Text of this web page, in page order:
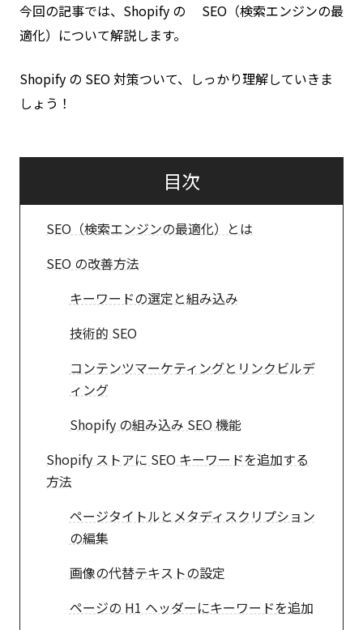
今回の記事では、Shopify の SEO（検索エンジンの最
適化）について解説します。
Shopify の SEO 対策ついて、しっかり理解していきま
しょう！
目次
SEO（検索エンジンの最適化）とは
SEO の改善方法
キーワードの選定と組み込み
技術的 SEO
コンテンツマーケティングとリンクビルデ
ィング
Shopify の組み込み SEO 機能
Shopify ストアに SEO キーワードを追加する
方法
ページタイトルとメタディスクリプション
の編集
画像の代替テキストの設定
ページの H1 ヘッダーにキーワードを追加